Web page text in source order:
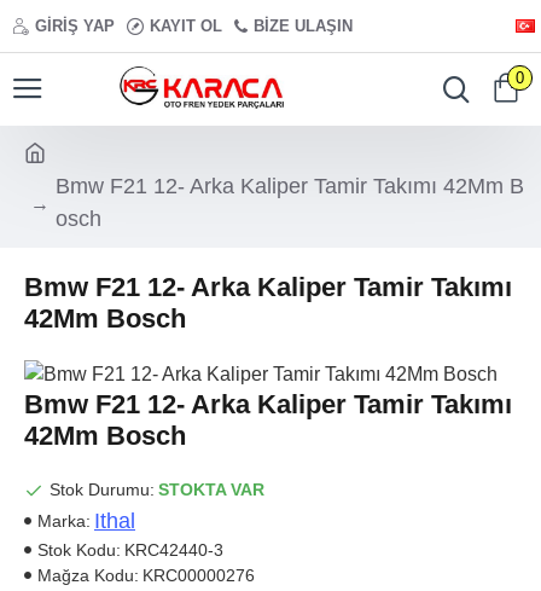
GIRIŞ YAP KAYIT OL BIZE ULAŞIN
0
Bmw F21 12- Arka Kaliper Tamir Takımı 42Mm B
osch
Bmw F21 12- Arka Kaliper Tamir Takımı
42Mm Bosch
Bmw F21 12- Arka Kaliper Tamir Takımı
42Mm Bosch
Stok Durumu: STOKTA VAR
Marka: Ithal
Stok Kodu: KRC42440-3
Mağza Kodu: KRC00000276